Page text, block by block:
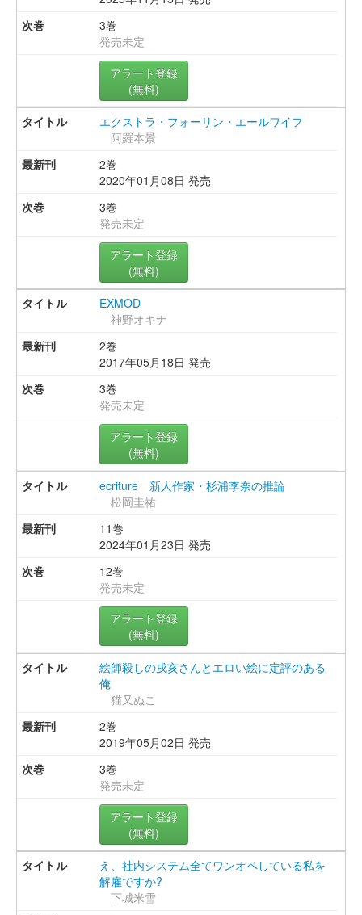
3巻
発売未定
アラート登録
(無料)
エクストラ・フォーリン・エールワイフ
阿羅本景
2巻
2020年01月08日 発売
3巻
発売未定
アラート登録
(無料)
EXMOD
神野オキナ
2巻
2017年05月18日 発売
3巻
発売未定
アラート登録
(無料)
ecriture 新人作家・杉浦李奈の推論
松岡圭祐
11巻
2024年01月23日 発売
12巻
発売未定
アラート登録
(無料)
絵師殺しの戌亥さんとエロい絵に定評のある
俺
猫又ぬこ
2巻
2019年05月02日 発売
3巻
発売未定
アラート登録
(無料)
え、社内システム全てワンオペしている私を
解雇ですか?
下城米雪